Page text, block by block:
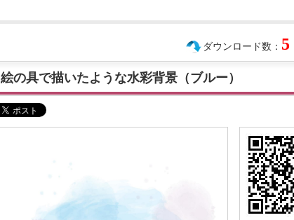
ダウンロード数： 5
絵の具で描いたような水彩背景（ブルー）